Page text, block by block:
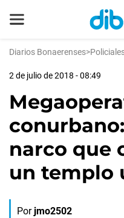
Diarios Bonaerenses>
2 de julio de 2018 - 08:49
narco que
un templo
Por jmo2502